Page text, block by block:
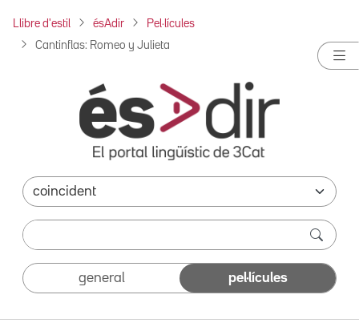
Llibre d'estil ésAdir Pel·lícules
Cantinflas: Romeo y Julieta
general pel·lícules